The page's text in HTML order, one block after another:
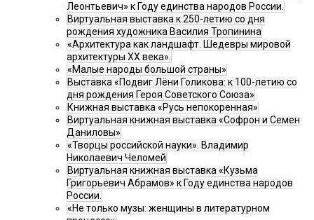
Леонтьевич» к Году единства народов России.
Виртуальная выставка к 250-летию со дня
рождения художника Василия Тропинина
«Архитектура как ландшафт. Шедевры мировой
архитектуры XX века».
«Малые народы большой страны»
Выставка «Подвиг Лёни Голикова: к 100-летию со
дня рождения Героя Советского Союза»
Книжная выставка «Русь непокоренная»
Виртуальная книжная выставка «Софрон и Семен
Даниловы»
«Творцы российской науки». Владимир
Николаевич Челомей
Виртуальная книжная выставка «Кузьма
Григорьевич Абрамов» к Году единства народов
России.
«Не только музы: женщины в литературном